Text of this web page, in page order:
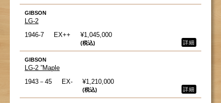
GIBSON
LG-2
1946-7
EX++ ¥1,045,000
(税込) 詳細
GIBSON
LG-2 ”Maple
1943－45
EX- ¥1,210,000
(税込) 詳細